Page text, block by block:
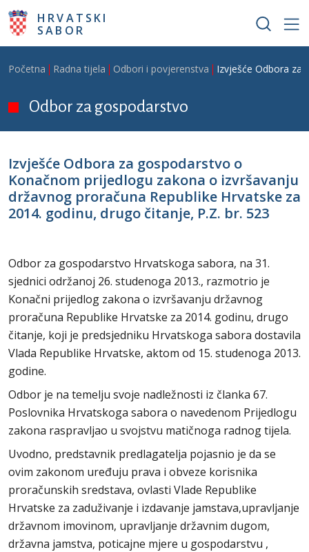
Skoči na glavni sadržaj
HRVATSKI
SABOR
Breadcrumb
Početna Radna tijela Odbori i povjerenstva Izvješće Odbora za
Odbor za gospodarstvo
Izvješće Odbora za gospodarstvo o
Konačnom prijedlogu zakona o izvršavanju
državnog proračuna Republike Hrvatske za
2014. godinu, drugo čitanje, P.Z. br. 523
Odbor za gospodarstvo Hrvatskoga sabora, na 31.
sjednici održanoj 26. studenoga 2013., razmotrio je
Konačni prijedlog zakona o izvršavanju državnog
proračuna Republike Hrvatske za 2014. godinu, drugo
čitanje, koji je predsjedniku Hrvatskoga sabora dostavila
Vlada Republike Hrvatske, aktom od 15. studenoga 2013.
godine.
Odbor je na temelju svoje nadležnosti iz članka 67.
Poslovnika Hrvatskoga sabora o navedenom Prijedlogu
zakona raspravljao u svojstvu matičnoga radnog tijela.
Uvodno, predstavnik predlagatelja pojasnio je da se
ovim zakonom uređuju prava i obveze korisnika
proračunskih sredstava, ovlasti Vlade Republike
Hrvatske za zaduživanje i izdavanje jamstava,upravljanje
državnom imovinom, upravljanje državnim dugom,
državna jamstva, poticajne mjere u gospodarstvu ,